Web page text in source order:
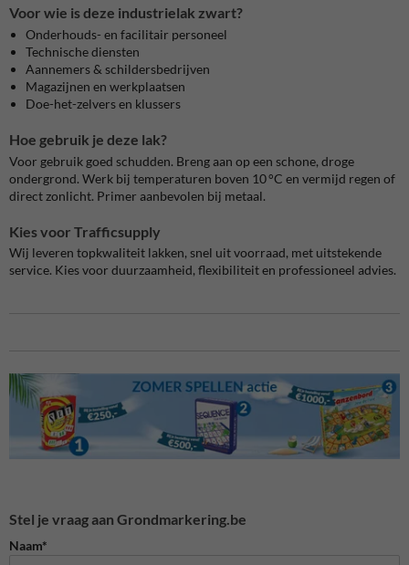
Voor wie is deze industrielak zwart?
Onderhouds- en facilitair personeel
Technische diensten
Aannemers & schildersbedrijven
Magazijnen en werkplaatsen
Doe-het-zelvers en klussers
Hoe gebruik je deze lak?
Voor gebruik goed schudden. Breng aan op een schone, droge
ondergrond. Werk bij temperaturen boven 10 °C en vermijd regen of
direct zonlicht. Primer aanbevolen bij metaal.
Kies voor Trafficsupply
Wij leveren topkwaliteit lakken, snel uit voorraad, met uitstekende
service. Kies voor duurzaamheid, flexibiliteit en professioneel advies.
Stel je vraag aan Grondmarkering.be
Naam*